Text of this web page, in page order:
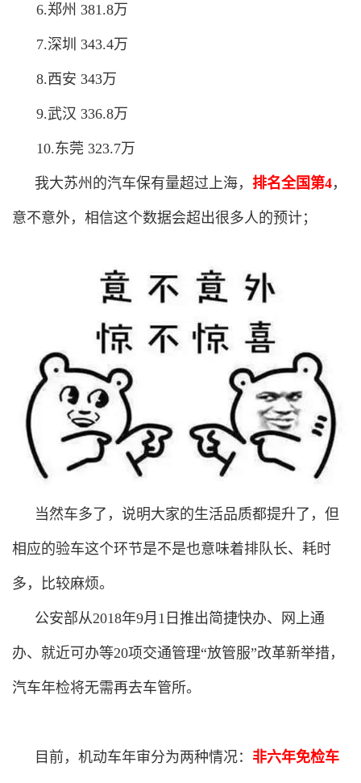
6.郑州 381.8万
7.深圳 343.4万
8.西安 343万
9.武汉 336.8万
10.东莞 323.7万
我大苏州的汽车保有量超过上海， 排名全国第4，
意不意外，相信这个数据会超出很多人的预计；
当然车多了，说明大家的生活品质都提升了，但
相应的验车这个环节是不是也意味着排队长、耗时
多，比较麻烦。
公安部从2018年9月1日推出简捷快办、网上通
办、就近可办等20项交通管理“放管服”改革新举措，
汽车年检将无需再去车管所。
目前，机动车年审分为两种情况： 非六年免检车